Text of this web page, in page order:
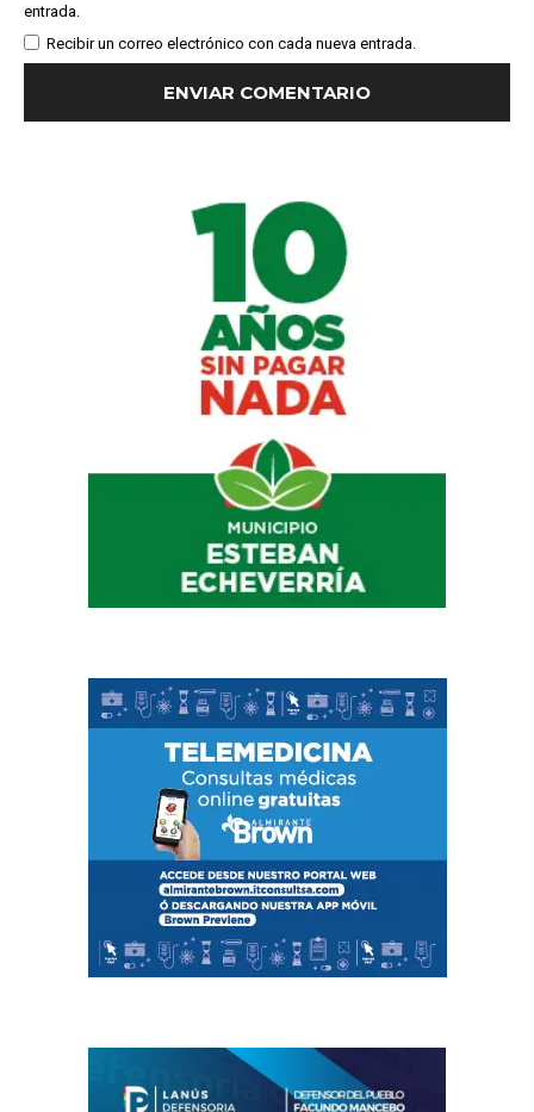
entrada.
Recibir un correo electrónico con cada nueva entrada.